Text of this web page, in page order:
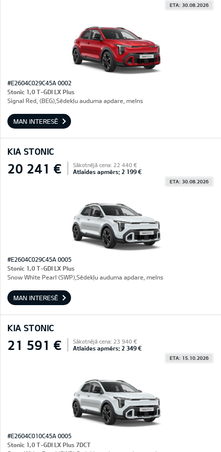
ETA: 30.08.2026
#E2604C029C45A 0002
Stonic 1,0 T-GDI LX Plus
Signal Red, (BEG),Sēdekļu auduma apdare, melns
MAN INTERESĒ
KIA STONIC
20 241 € Sākotnējā cena: 22 440 €
Atlaides apmērs: 2 199 €
ETA: 30.08.2026
#E2604C029C45A 0005
Stonic 1,0 T-GDI LX Plus
Snow White Pearl (SWP),Sēdekļu auduma apdare, melns
MAN INTERESĒ
KIA STONIC
21 591 € Sākotnējā cena: 23 940 €
Atlaides apmērs: 2 349 €
ETA: 15.10.2026
#E2604C010C45A 0005
Stonic 1,0 T-GDI LX Plus 7DCT